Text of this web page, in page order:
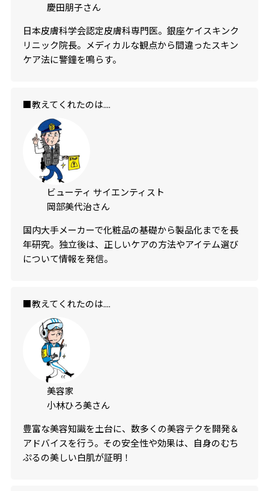
慶田朋子さん
日本皮膚科学会認定皮膚科専門医。銀座ケイスキンク
リニック院長。メディカルな観点から間違ったスキン
ケア法に警鐘を鳴らす。
■教えてくれたのは....
ビューティ サイエンティスト
岡部美代治さん
国内大手メーカーで化粧品の基礎から製品化までを長
年研究。独立後は、正しいケアの方法やアイテム選び
について情報を発信。
■教えてくれたのは....
美容家
小林ひろ美さん
豊富な美容知識を土台に、数多くの美容テクを開発＆
アドバイスを行う。その安全性や効果は、自身のむち
ぷるの美しい白肌が証明！